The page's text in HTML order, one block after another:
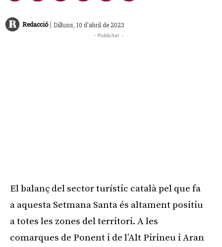
Redacció | Dilluns, 10 d'abril de 2023
- Publicitat -
El balanç del sector turístic català pel que fa
a aquesta Setmana Santa és altament positiu
a totes les zones del territori. A les
comarques de Ponent i de l’Alt Pirineu i Aran